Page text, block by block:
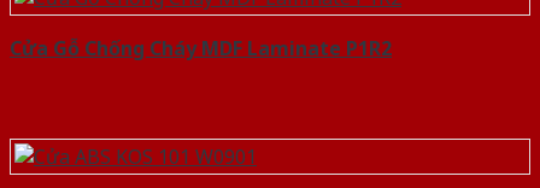
Cửa Gỗ Chống Cháy MDF Laminate P1R2